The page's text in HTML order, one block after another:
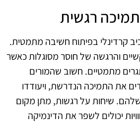
רגשית
קרדינלי בפיתוח חשיבה מתמטית.
והרגשה של חוסר מסוגלות כאשר
מתמטיים. חשוב שהמורים
את התמיכה הנדרשת, ויעודדו
שיחות על רגשות, מתן מקום
יכולים לשפר את הדינמיקה